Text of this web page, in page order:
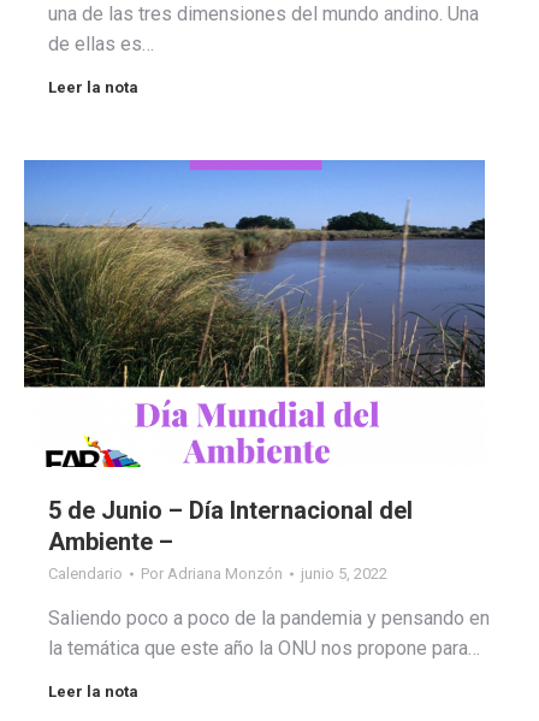
una de las tres dimensiones del mundo andino. Una
de ellas es…
Leer la nota
5 de Junio – Día Internacional del
Ambiente –
Calendario Por Adriana Monzón junio 5, 2022
Saliendo poco a poco de la pandemia y pensando en
la temática que este año la ONU nos propone para…
Leer la nota